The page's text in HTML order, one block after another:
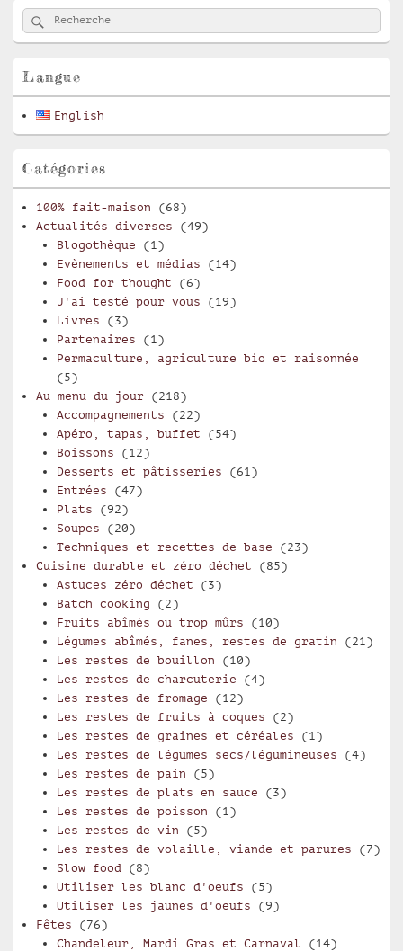
Zone
principale
de
pour
latérale
Recherche :
Rechercher
Langue
English
Catégories
100% fait-maison (68)
Actualités diverses (49)
Blogothèque (1)
Evènements et médias (14)
Food for thought (6)
J'ai testé pour vous (19)
Livres (3)
Partenaires (1)
Permaculture, agriculture bio et raisonnée
(5)
Au menu du jour (218)
Accompagnements (22)
Apéro, tapas, buffet (54)
Boissons (12)
Desserts et pâtisseries (61)
Entrées (47)
Plats (92)
Soupes (20)
Techniques et recettes de base (23)
Cuisine durable et zéro déchet (85)
Astuces zéro déchet (3)
Batch cooking (2)
Fruits abîmés ou trop mûrs (10)
Légumes abîmés, fanes, restes de gratin (21)
Les restes de bouillon (10)
Les restes de charcuterie (4)
Les restes de fromage (12)
Les restes de fruits à coques (2)
Les restes de graines et céréales (1)
Les restes de légumes secs/légumineuses (4)
Les restes de pain (5)
Les restes de plats en sauce (3)
Les restes de poisson (1)
Les restes de vin (5)
Les restes de volaille, viande et parures (7)
Slow food (8)
Utiliser les blanc d'oeufs (5)
Utiliser les jaunes d'oeufs (9)
Fêtes (76)
Chandeleur, Mardi Gras et Carnaval (14)